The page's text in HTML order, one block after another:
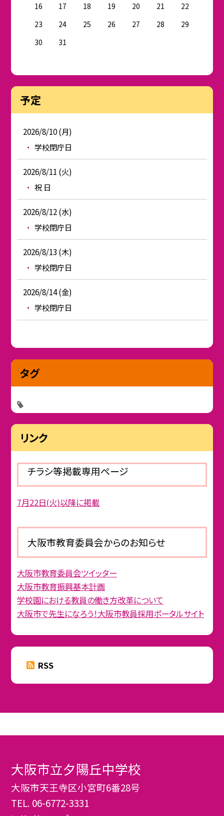
16
17 18 19 20 21
22
23
24 25 26 27 28
29
30
31
予定
2026/8/10 (月)
学校閉庁日
2026/8/11 (火)
祝 日
2026/8/12 (水)
学校閉庁日
2026/8/13 (木)
学校閉庁日
2026/8/14 (金)
学校閉庁日
タグ
リンク
チラシ等掲載専用ページ
7月22日(火)以降に掲載
大阪市教育委員会からのお知らせ
大阪市教育委員会ツイッター
大阪市教育振興基本計画
学校園における教員の働き方改革について
大阪市で先生になろう！大阪市教員採用ポータルサイト
RSS
大阪市立夕陽丘中学校
大阪市天王寺区小宮町6番28号
TEL. 06-6772-3331